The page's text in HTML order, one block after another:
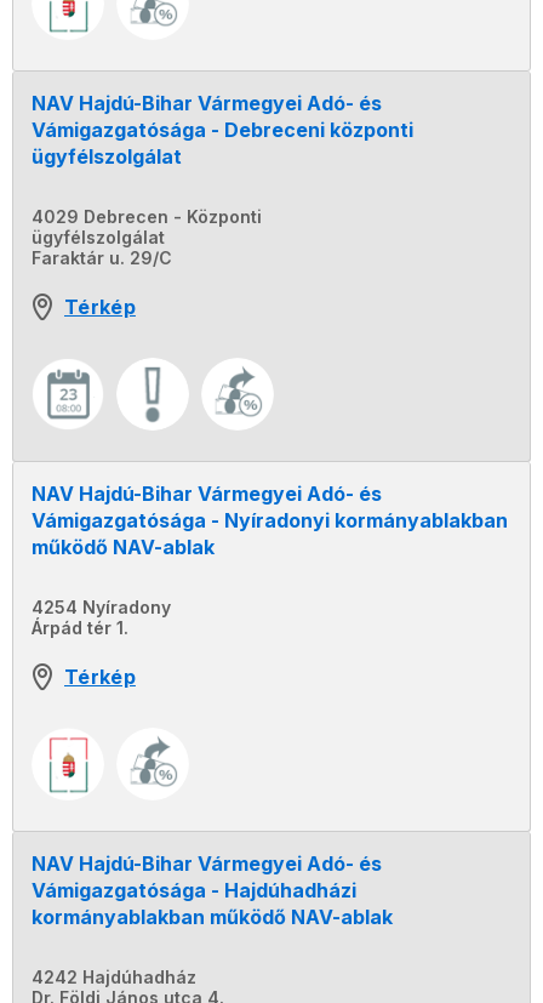
NAV Hajdú-Bihar Vármegyei Adó- és
Vámigazgatósága - Debreceni központi
ügyfélszolgálat
4029 Debrecen - Központi
ügyfélszolgálat
Faraktár u. 29/C
Térkép
NAV Hajdú-Bihar Vármegyei Adó- és
Vámigazgatósága - Nyíradonyi kormányablakban
működő NAV-ablak
4254 Nyíradony
Árpád tér 1.
Térkép
NAV Hajdú-Bihar Vármegyei Adó- és
Vámigazgatósága - Hajdúhadházi
kormányablakban működő NAV-ablak
4242 Hajdúhadház
Dr. Földi János utca 4.